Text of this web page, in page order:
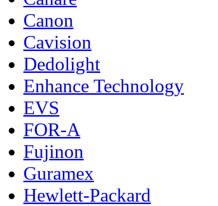
Canon
Cavision
Dedolight
Enhance Technology
EVS
FOR-A
Fujinon
Guramex
Hewlett-Packard